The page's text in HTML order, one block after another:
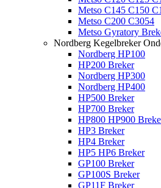
Metso C145 C150
Metso C200 C3054
Metso Gyratory
Nordberg Kegelbreker
Nordberg HP100
HP200 Breker
Nordberg HP300
Nordberg HP400
HP500 Breker
HP700 Breker
HP800 HP900
HP3 Breker
HP4 Breker
HP5 HP6 Breker
GP100 Breker
GP100S Breker
GP11F Breker